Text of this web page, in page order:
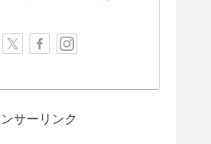
サーリンク